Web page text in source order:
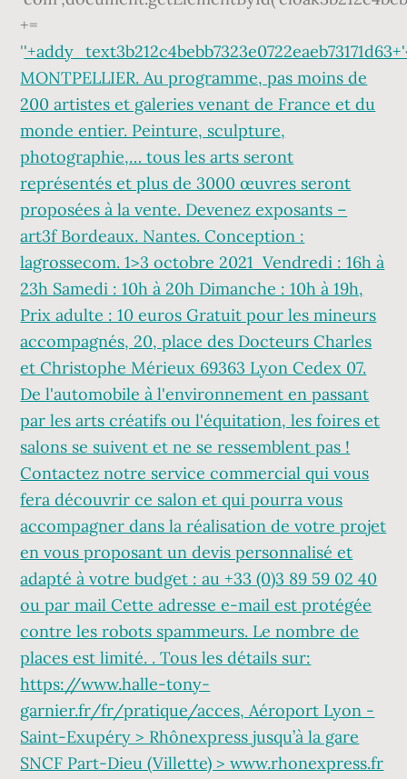
MONTPELLIER. Au programme, pas moins de
200 artistes et galeries venant de France et du
monde entier. Peinture, sculpture,
photographie,… tous les arts seront
représentés et plus de 3000 œuvres seront
proposées à la vente. Devenez exposants –
art3f Bordeaux. Nantes. Conception :
lagrossecom. 1>3 octobre 2021 Vendredi : 16h à
23h Samedi : 10h à 20h Dimanche : 10h à 19h,
Prix adulte : 10 euros Gratuit pour les mineurs
accompagnés, 20, place des Docteurs Charles
et Christophe Mérieux 69363 Lyon Cedex 07.
De l'automobile à l'environnement en passant
par les arts créatifs ou l'équitation, les foires et
salons se suivent et ne se ressemblent pas !
Contactez notre service commercial qui vous
fera découvrir ce salon et qui pourra vous
accompagner dans la réalisation de votre projet
en vous proposant un devis personnalisé et
adapté à votre budget : au +33 (0)3 89 59 02 40
ou par mail Cette adresse e-mail est protégée
contre les robots spammeurs. Le nombre de
places est limité. . Tous les détails sur:
https://www.halle-tony-
garnier.fr/fr/pratique/acces, Aéroport Lyon -
Saint-Exupéry > Rhônexpress jusqu’à la gare
SNCF Part-Dieu (Villette) > www.rhonexpress.fr